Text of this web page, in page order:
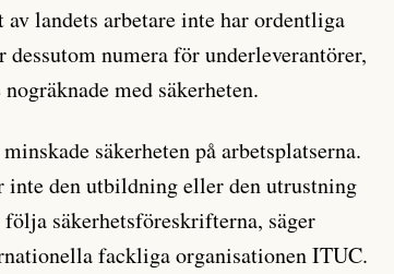
landets arbetare inte har ordentliga
numera för underleverantörer,
med säkerheten.
säkerheten på arbetsplatserna.
inte den utbildning eller den utrustning
säkerhetsföreskrifterna, säger
fackliga organisationen ITUC.